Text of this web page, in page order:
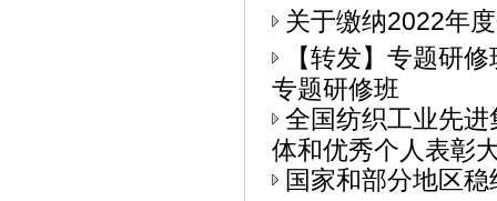
关于缴纳2022年
【转发】专题研
专题研修班
全国纺织工业先
体和优秀个人表彰
国家和部分地区